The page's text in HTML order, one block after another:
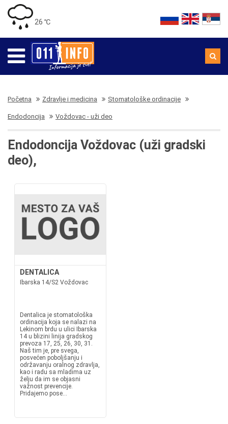
26 ℃
Početna Zdravlje i medicina Stomatološke ordinacije
Endodoncija Voždovac - uži deo
Endodoncija Voždovac (uži gradski
deo),
DENTALICA
Ibarska 14/S2 Voždovac
Dentalica je stomatološka
ordinacija koja se nalazi na
Lekinom brdu u ulici Ibarska
14 u blizini linija gradskog
prevoza 17, 25, 26, 30, 31.
Naš tim je, pre svega,
posvećen poboljšanju i
održavanju oralnog zdravlja,
kao i radu sa mladima uz
želju da im se objasni
važnost prevencije.
Pridajemo pose...